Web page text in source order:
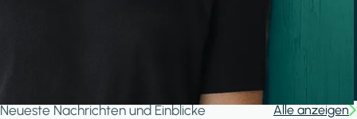
Neueste Nachrichten und Einblicke Alle anzeigen